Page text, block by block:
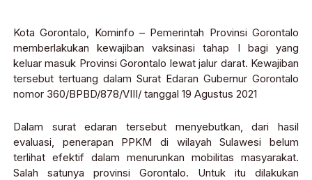
Kota Gorontalo, Kominfo – Pemerintah Provinsi Gorontalo
memberlakukan kewajiban vaksinasi tahap I bagi yang
keluar masuk Provinsi Gorontalo lewat jalur darat. Kewajiban
tersebut tertuang dalam Surat Edaran Gubernur Gorontalo
nomor 360/BPBD/878/VIII/ tanggal 19 Agustus 2021
Dalam surat edaran tersebut menyebutkan, dari hasil
evaluasi, penerapan PPKM di wilayah Sulawesi belum
terlihat efektif dalam menurunkan mobilitas masyarakat.
Salah satunya provinsi Gorontalo. Untuk itu dilakukan